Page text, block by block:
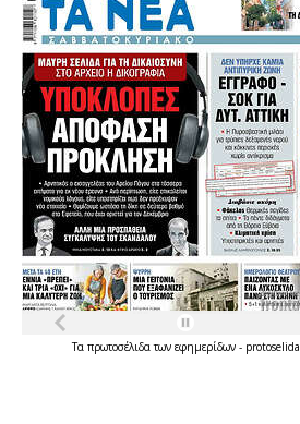
Τα πρωτοσέλιδατων εφημερίδων - protoselida